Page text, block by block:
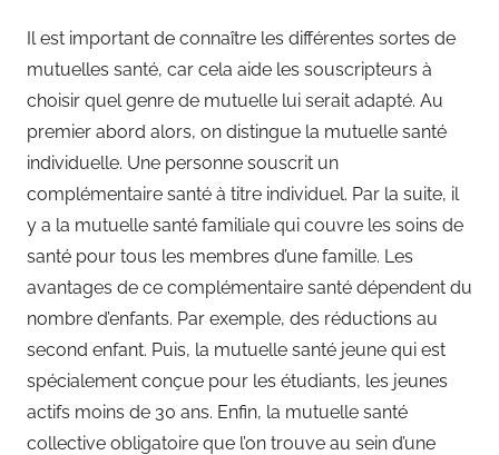
Il est important de connaître les différentes sortes de
mutuelles santé, car cela aide les souscripteurs à
choisir quel genre de mutuelle lui serait adapté. Au
premier abord alors, on distingue la mutuelle santé
individuelle. Une personne souscrit un
complémentaire santé à titre individuel. Par la suite, il
y a la mutuelle santé familiale qui couvre les soins de
santé pour tous les membres d’une famille. Les
avantages de ce complémentaire santé dépendent du
nombre d’enfants. Par exemple, des réductions au
second enfant. Puis, la mutuelle santé jeune qui est
spécialement conçue pour les étudiants, les jeunes
actifs moins de 30 ans. Enfin, la mutuelle santé
collective obligatoire que l’on trouve au sein d’une